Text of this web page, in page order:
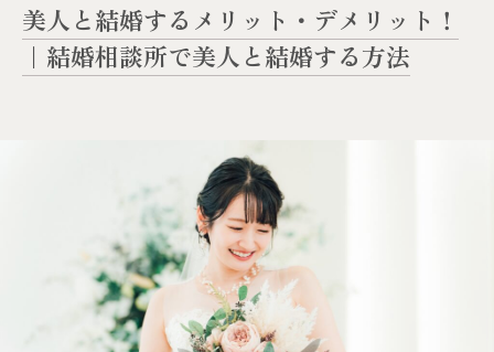
美人と結婚するメリット・デメリット！
｜結婚相談所で美人と結婚する方法